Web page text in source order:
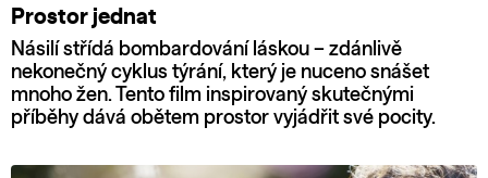
Prostor jednat
Násilí střídá bombardování láskou – zdánlivě
nekonečný cyklus týrání, který je nuceno snášet
mnoho žen. Tento film inspirovaný skutečnými
příběhy dává obětem prostor vyjádřit své pocity.